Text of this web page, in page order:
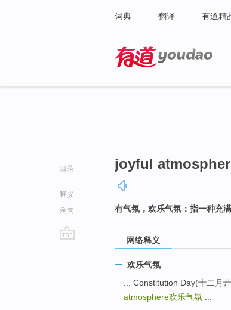
词典 翻译 有道精
目录
释义
例句
joyful
有气氛，欢乐气氛：指一种充
网络释义
欢乐气氛
... Constitution Day(十二月
atmosphere欢乐气氛